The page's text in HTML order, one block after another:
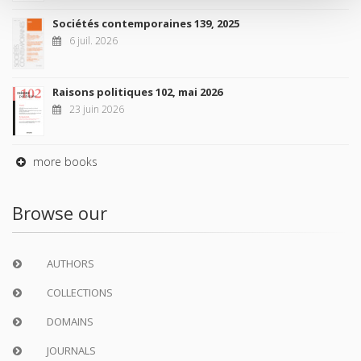
Sociétés contemporaines 139, 2025
6 juil. 2026
Raisons politiques 102, mai 2026
23 juin 2026
more books
Browse our
AUTHORS
COLLECTIONS
DOMAINS
JOURNALS